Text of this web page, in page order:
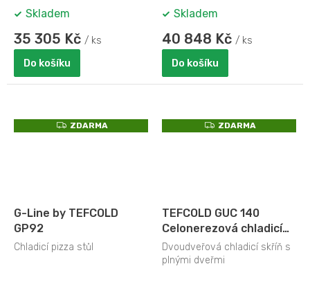
Skladem
35 305 Kč / ks
Do košíku
Skladem
40 848 Kč / ks
Do košíku
Z
D
ZDARMA
G-Line by TEFCOLD
GP92
Chladicí pizza stůl
Z
D
ZDARMA
TEFCOLD GUC 140
Celonerezová chladicí
skříň 1056 l
Dvoudveřová chladicí skříň s
plnými dveřmi